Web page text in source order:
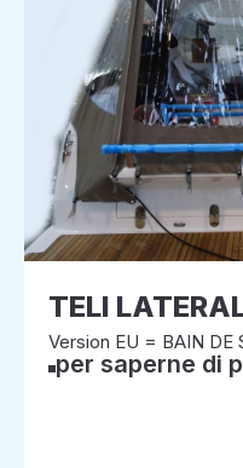
TELI
Version EU = BAIN DE
per saperne di